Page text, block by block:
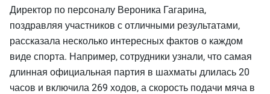
Директор по персоналу Вероника Гагарина,
поздравляя участников с отличными результатами,
рассказала несколько интересных фактов о каждом
виде спорта. Например, сотрудники узнали, что самая
длинная официальная партия в шахматы длилась 20
часов и включила 269 ходов, а скорость подачи мяча в